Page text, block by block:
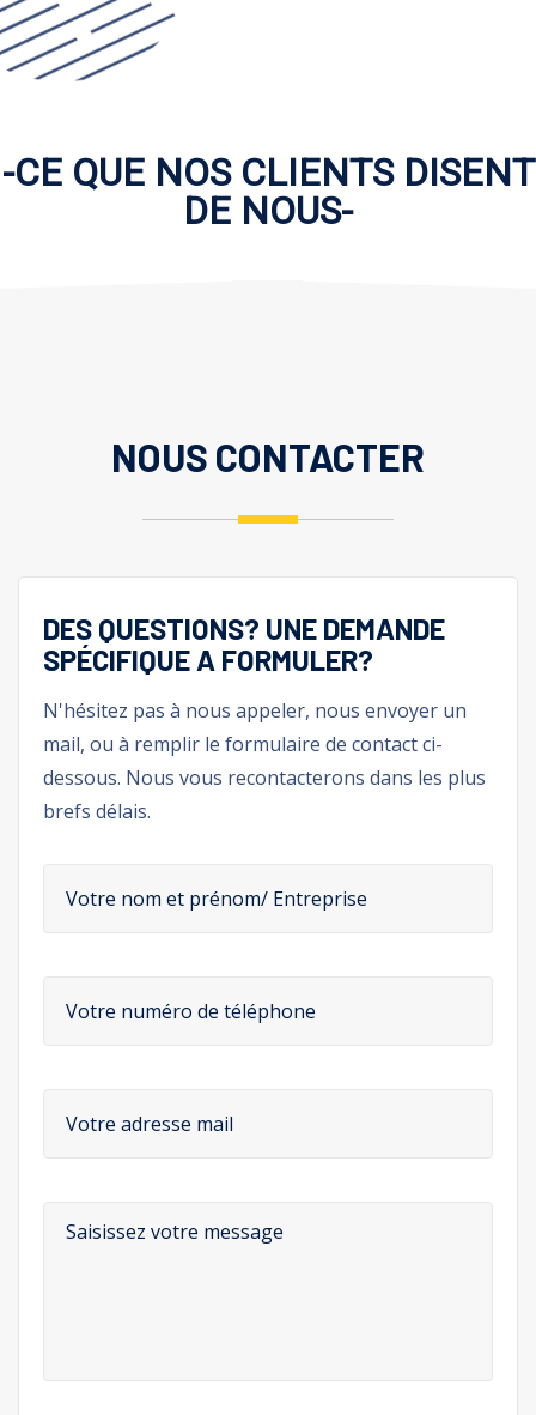
-CE QUE NOS CLIENTS DISENT
DE NOUS-
NOUS CONTACTER
DES QUESTIONS? UNE DEMANDE
SPÉCIFIQUE A FORMULER?
N'hésitez pas à nous appeler, nous envoyer un
mail, ou à remplir le formulaire de contact ci-
dessous. Nous vous recontacterons dans les plus
brefs délais.